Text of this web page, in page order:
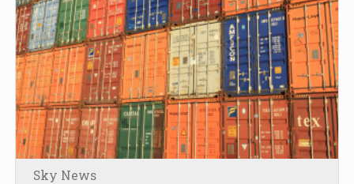
Sky News